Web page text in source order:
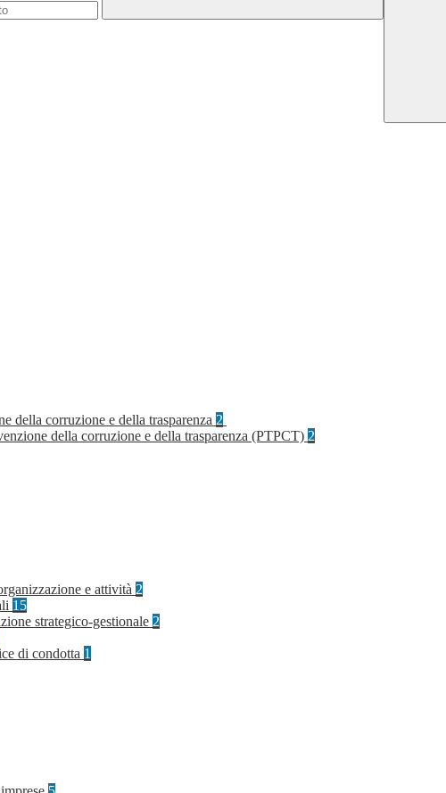
della corruzione e della trasparenza 2
della corruzione e della trasparenza (PTPCT) 2
e attività 2
15
strategico-gestionale 2
di condotta 1